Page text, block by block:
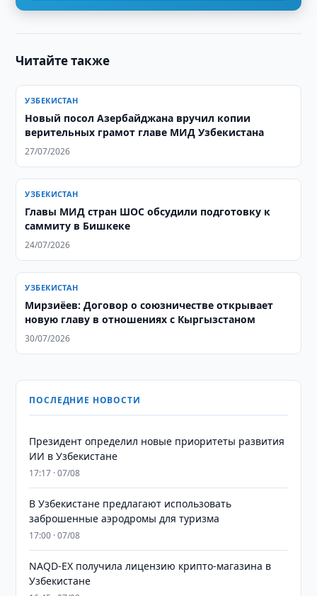
Читайте также
УЗБЕКИСТАН
Новый посол Азербайджана вручил копии
верительных грамот главе МИД Узбекистана
27/07/2026
УЗБЕКИСТАН
Главы МИД стран ШОС обсудили подготовку к
саммиту в Бишкеке
24/07/2026
УЗБЕКИСТАН
Мирзиёев: Договор о союзничестве открывает
новую главу в отношениях с Кыргызстаном
30/07/2026
ПОСЛЕДНИЕ НОВОСТИ
Президент определил новые приоритеты развития
ИИ в Узбекистане
17:17 · 07/08
В Узбекистане предлагают использовать
заброшенные аэродромы для туризма
17:00 · 07/08
NAQD-EX получила лицензию крипто-магазина в
Узбекистане